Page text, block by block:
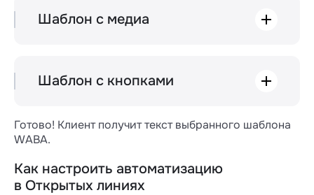
Должно получиться так:
Шаблон с медиа
Убедитесь, что ссылка рабочая и ведет
на нужный файл. Если в шаблоне будет
не отправится. В карточке сделки оно
отобразится как сообщение с ошибкой,
Шаблон с кнопками
к шаблону тоже не нужно — тогда
сообщение не уйдет.
Готово! Клиент получит текст выбранного шаблона
WABA.
Как настроить автоматизацию
в Открытых линиях